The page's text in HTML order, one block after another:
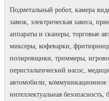
Подметальный робот, камера
замок, электрическая завеса,
аппараты и сканеры, торговые
миксеры, кофеварки,
полировщики, триммеры,
перистальтический насос,
автомобили,
интеллектуальная безопасность,